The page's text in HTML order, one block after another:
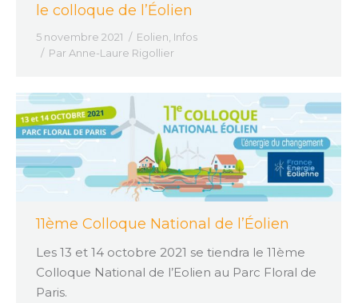
le colloque de l’Éolien
5 novembre 2021 Eolien, Infos
ParAnne-Laure Rigollier
11ème Colloque National de l’Éolien
Les 13 et 14 octobre 2021 se tiendra le 11ème
Colloque National de l’Eolien au Parc Floral de
Paris.